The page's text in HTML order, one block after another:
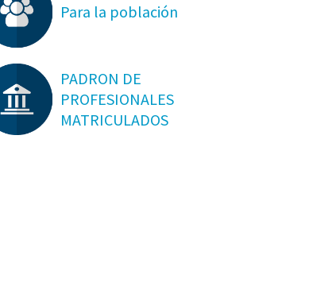
Para la población
PADRON DE
PROFESIONALES
MATRICULADOS